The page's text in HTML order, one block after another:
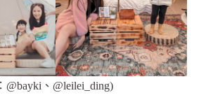
@bayki、@leilei_ding)